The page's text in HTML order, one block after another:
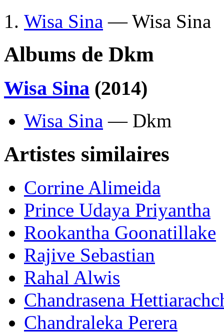
Wisa Sina — Wisa Sina
Albums de Dkm
Wisa Sina (2014)
Wisa Sina — Dkm
Artistes similaires
Corrine Alimeida
Prince Udaya Priyantha
Rookantha Goonatillake
Rajive Sebastian
Rahal Alwis
Chandrasena
Chandraleka Perera